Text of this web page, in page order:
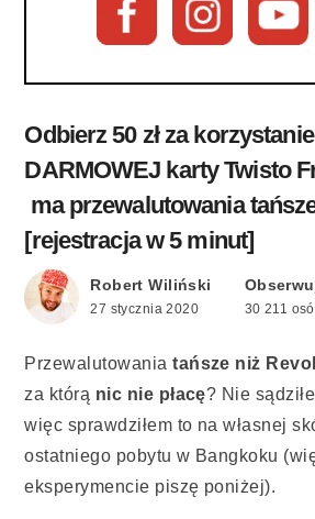
Odbierz 50 zł za
DARMOWEJ karty Twisto
ma przewalutowania
[rejestracja w 5 minut]
Robert Wiliński
27 stycznia 2020 30 211
Przewalutowaniatańsze niż
za którą nic nie płacę? Nie
więc sprawdziłem to na własnej
ostatniego pobytu w Bangkoku
eksperymencie piszę poniżej).